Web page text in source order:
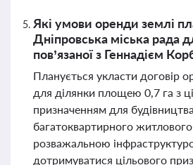
Які умови оренди землі
Дніпровська міська рада
пов’язаної з Геннадієм
Планується укласти договір
для ділянки площею 0,7 га з
призначенням для будівництва
багатоквартирного
розважальною
дотримуватися цільового